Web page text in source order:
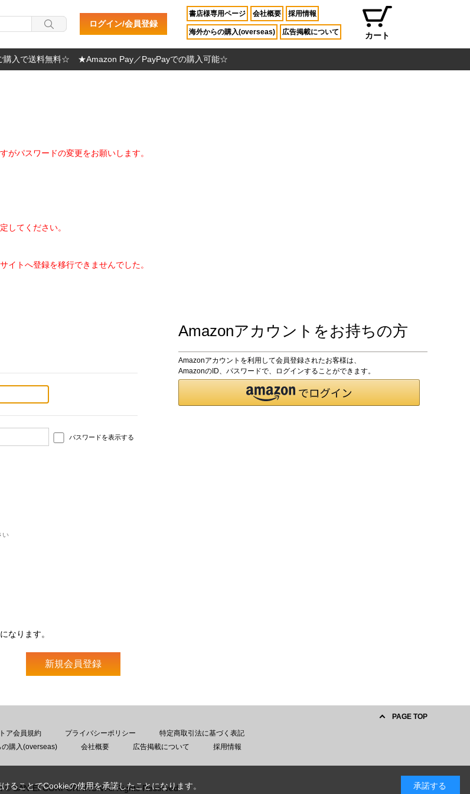
ログイン/会員登録
書店様専用ページ 会社概要 採用情報
海外からの購入(overseas) 広告掲載について カート
購入で送料無料☆ ★Amazon Pay／PayPayでの購入可能☆
がパスワードの変更をお願いします。
してください。
イトへ登録を移行できませんでした。
パスワードを表示する
い
Amazonアカウントをお持ちの方
Amazonアカウントを利用して会員登録されたお客様は、
AmazonのID、パスワードで、ログインすることができます。
なります。
PAGE TOP
ア会員規約 プライバシーポリシー
特定商取引法に基づく表記
の購入(overseas) 会社概要 広告掲載について 採用情報
© SAN-EI CORPORATION All Rights Reserved.
ることでCookieの使用を承諾したことになります。 承諾する